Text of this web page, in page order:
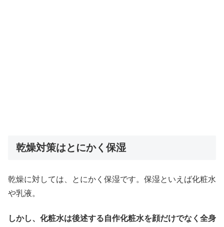
乾燥対策はとにかく保湿
乾燥に対しては、とにかく保湿です。保湿といえば化粧水
や乳液。
しかし、化粧水は後述する自作化粧水を顔だけでなく全身